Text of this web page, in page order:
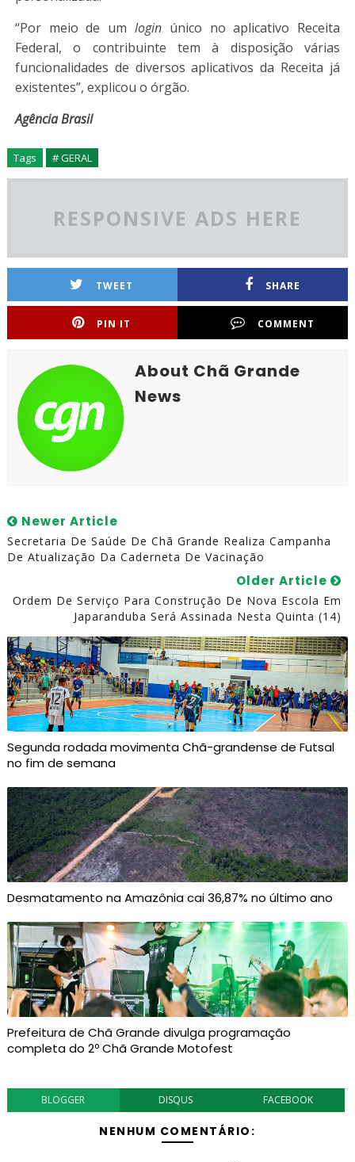
“Por meio de um login único no aplicativo Receita
Federal, o contribuinte tem à disposição várias
funcionalidades de diversos aplicativos da Receita já
existentes”, explicou o órgão.
Agência Brasil
Tags # GERAL
RESPONSIVE ADS HERE
TWEET SHARE
PIN IT COMMENT
About Chã Grande
News
Newer Article
Secretaria De Saúde De Chã Grande Realiza Campanha
De Atualização Da Caderneta De Vacinação
Older Article
Ordem De Serviço Para Construção De Nova Escola Em
Japaranduba Será Assinada Nesta Quinta (14)
Segunda rodada movimenta Chã-grandense de Futsal
no fim de semana
Desmatamento na Amazônia cai 36,87% no último ano
Prefeitura de Chã Grande divulga programação
completa do 2º Chã Grande Motofest
BLOGGER DISQUS FACEBOOK
NENHUM COMENTÁRIO: